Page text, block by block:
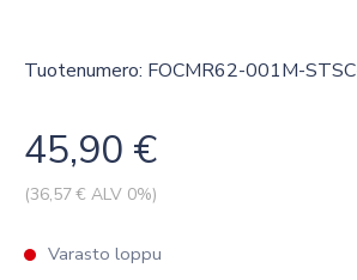
Tuotenumero: FOCMR62-001M-
45,90 €
(36,57€ ALV 0%)
Varasto loppu